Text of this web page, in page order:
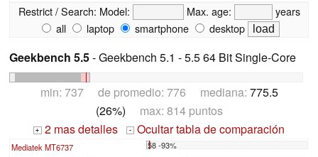
Restrict / Search: Model: Max. age:
years
all
laptop smartphone desktop
Geekbench 5.5- Geekbench 5.1 - 5.5 64 Bit Single-Core
min: 737 de promedio: 776 mediana: 775.5
(26%) max: 814 puntos
+ 2 mas detalles - Ocultar tabla de comparación
Mediatek MT6737 58 -93%